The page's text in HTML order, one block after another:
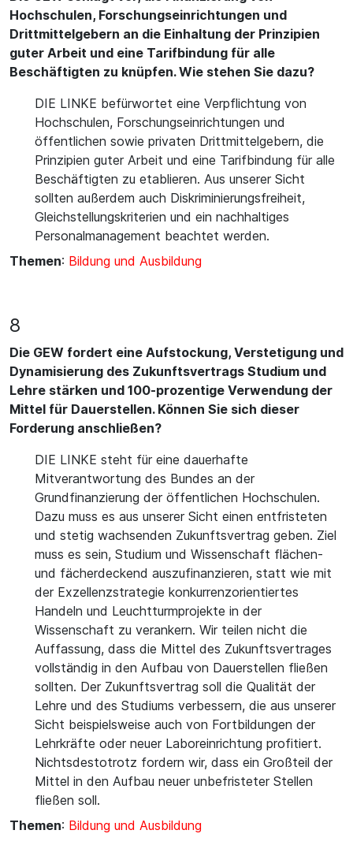
Hochschulen, Forschungseinrichtungen und
Drittmittelgebern an die Einhaltung der Prinzipien
guter Arbeit und eine Tarifbindung für alle
Beschäftigten zu knüpfen. Wie stehen Sie dazu?
DIE LINKE befürwortet eine Verpflichtung von
Hochschulen, Forschungseinrichtungen und
öffentlichen sowie privaten Drittmittelgebern, die
Prinzipien guter Arbeit und eine Tarifbindung für alle
Beschäftigten zu etablieren. Aus unserer Sicht
sollten außerdem auch Diskriminierungsfreiheit,
Gleichstellungskriterien und ein nachhaltiges
Personalmanagement beachtet werden.
Themen: Bildung und Ausbildung
8
Die GEW fordert eine Aufstockung, Verstetigung und
Dynamisierung des Zukunftsvertrags Studium und
Lehre stärken und 100-prozentige Verwendung der
Mittel für Dauerstellen. Können Sie sich dieser
Forderung anschließen?
DIE LINKE steht für eine dauerhafte
Mitverantwortung des Bundes an der
Grundfinanzierung der öffentlichen Hochschulen.
Dazu muss es aus unserer Sicht einen entfristeten
und stetig wachsenden Zukunftsvertrag geben. Ziel
muss es sein, Studium und Wissenschaft flächen-
und fächerdeckend auszufinanzieren, statt wie mit
der Exzellenzstrategie konkurrenzorientiertes
Handeln und Leuchtturmprojekte in der
Wissenschaft zu verankern. Wir teilen nicht die
Auffassung, dass die Mittel des Zukunftsvertrages
vollständig in den Aufbau von Dauerstellen fließen
sollten. Der Zukunftsvertrag soll die Qualität der
Lehre und des Studiums verbessern, die aus unserer
Sicht beispielsweise auch von Fortbildungen der
Lehrkräfte oder neuer Laboreinrichtung profitiert.
Nichtsdestotrotz fordern wir, dass ein Großteil der
Mittel in den Aufbau neuer unbefristeter Stellen
fließen soll.
Themen: Bildung und Ausbildung